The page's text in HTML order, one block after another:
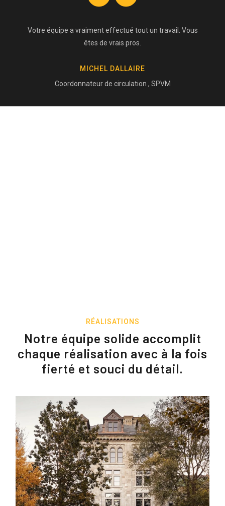
Votre équipe a vraiment effectué tout un travail. Vous
êtes de vrais pros.
MICHEL DALLAIRE
Coordonnateur de circulation , SPVM
RÉALISATIONS
Notre équipe solide accomplit
chaque réalisation avec à la fois
fierté et souci du détail.